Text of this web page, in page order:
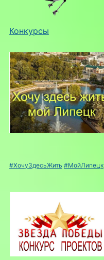
Конкурсы
#ХочуЗдесьЖить #МойЛипецк